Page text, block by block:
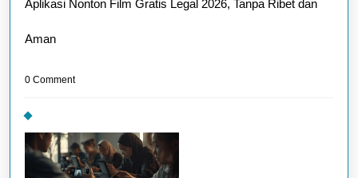
Aplikasi Nonton Film Gratis Legal 2026, Tanpa Ribet dan
Aman
0 Comment